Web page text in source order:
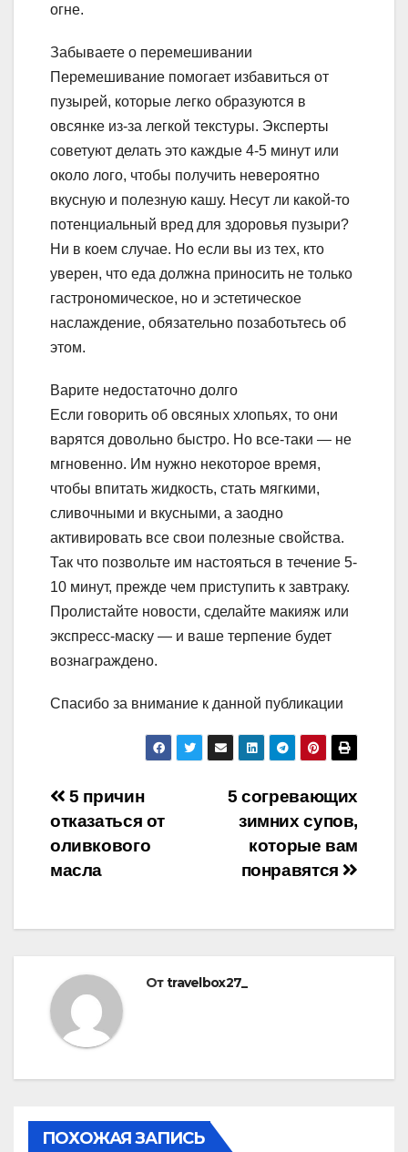
огне.
Забываете о перемешивании
Перемешивание помогает избавиться от
пузырей, которые легко образуются в
овсянке из-за легкой текстуры. Эксперты
советуют делать это каждые 4-5 минут или
около лого, чтобы получить невероятно
вкусную и полезную кашу. Несут ли какой-то
потенциальный вред для здоровья пузыри?
Ни в коем случае. Но если вы из тех, кто
уверен, что еда должна приносить не только
гастрономическое, но и эстетическое
наслаждение, обязательно позаботьтесь об
этом.
Варите недостаточно долго
Если говорить об овсяных хлопьях, то они
варятся довольно быстро. Но все-таки — не
мгновенно. Им нужно некоторое время,
чтобы впитать жидкость, стать мягкими,
сливочными и вкусными, а заодно
активировать все свои полезные свойства.
Так что позвольте им настояться в течение 5-
10 минут, прежде чем приступить к завтраку.
Пролистайте новости, сделайте макияж или
экспресс-маску — и ваше терпение будет
вознаграждено.
Спасибо за внимание к данной публикации
Навигация
по
записям
5 согревающих
зимних супов,
которые вам
понравятся
5 причин
отказаться от
оливкового
масла
Отtravelbox27_
ПОХОЖАЯ ЗАПИСЬ